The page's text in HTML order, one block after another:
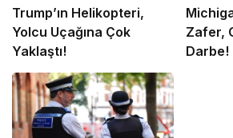
Trump’ın Helikopteri,
Yolcu Uçağına Çok
Yaklaştı!
Zafer,
Darbe!